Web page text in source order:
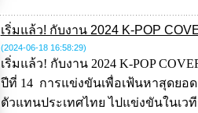
เริ่มแล้ว! กับงาน 2024 K-POP
(2024-06-18 16:58:29)
เริ่มแล้ว! กับงาน 2024 K-POP
ปีที่ 14 การแข่งขันเพื่อเฟ้นหาสุดยอด
ตัวแทนประเทศไทย ไปแข่งขันในเว